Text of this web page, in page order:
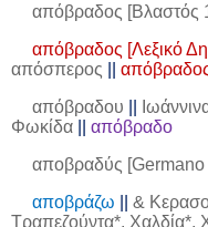
απόβραδος [Βλαστός
απόβραδος [Λεξικό
απόσπερος
απόβραδου
Φωκίδα
απόβραδο
αποβραδύς [Germano
αποβράζω
&
Τραπεζούντα*, Χαλδία*,